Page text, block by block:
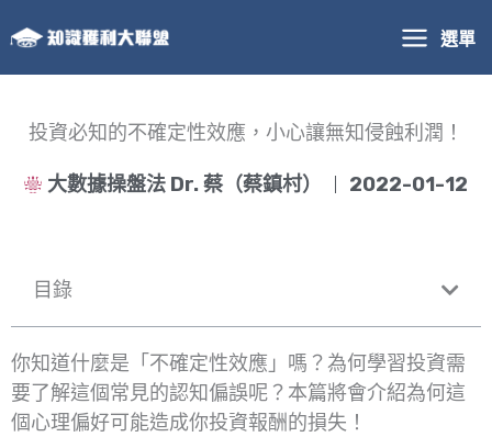
至
主
選單
投資必知的不確定性效應，小心讓無知侵蝕利潤！
大數據操盤法 Dr. 蔡（蔡鎮村） 2022-01-12
目錄
你知道什麼是「不確定性效應」嗎？為何學習投資需
要了解這個常見的認知偏誤呢？本篇將會介紹為何這
個心理偏好可能造成你投資報酬的損失！